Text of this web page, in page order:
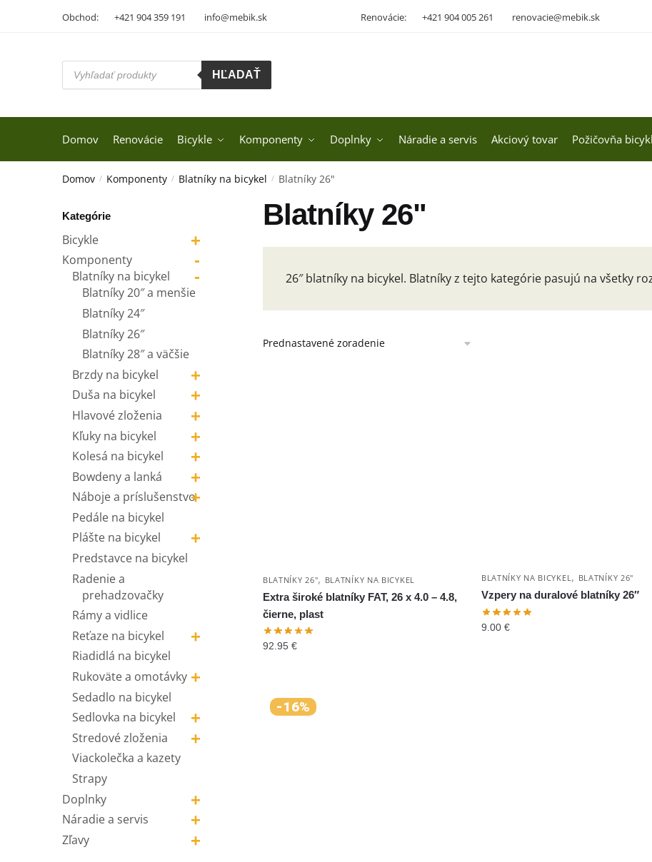
Obchod: +421 904 359 191 info@mebik.sk Renovácie: +421 904 005 261 renovacie@mebik.sk
Products
search
HĽADAŤ
Domov Renovácie Bicykle Komponenty Doplnky Náradie a servis Akciový tovar Požičovňa
Domov / Komponenty / Blatníky na bicykel / Blatníky 26"
Blatníky 26"
26″ blatníky na bicykel. Blatníky z tejto kategórie pasujú na všetky
BLATNÍKY 26", BLATNÍKY NA BICYKEL
Extra široké blatníky FAT, 26 x 4.0 – 4.8,
čierne, plast
92.95 €
BLATNÍKY NA BICYKEL, BLATNÍKY 26"
Vzpery na duralové blatníky 26″
9.00 €
-16%
Kategórie
+
Bicykle
-
Komponenty
-
Blatníky na bicykel
Blatníky 20″ a menšie
Blatníky 24″
Blatníky 26″
Blatníky 28″ a väčšie
+
Brzdy na bicykel
+
Duša na bicykel
+
Hlavové zloženia
+
Kľuky na bicykel
+
Kolesá na bicykel
+
Bowdeny a lanká
+
Náboje a príslušenstvo
Pedále na bicykel
+
Plášte na bicykel
Predstavce na bicykel
Radenie a
prehadzovačky
Rámy a vidlice
+
Reťaze na bicykel
Riadidlá na bicykel
+
Rukoväte a omotávky
Sedadlo na bicykel
+
Sedlovka na bicykel
+
Stredové zloženia
Viackolečka a kazety
Strapy
+
Doplnky
+
Náradie a servis
+
Zľavy